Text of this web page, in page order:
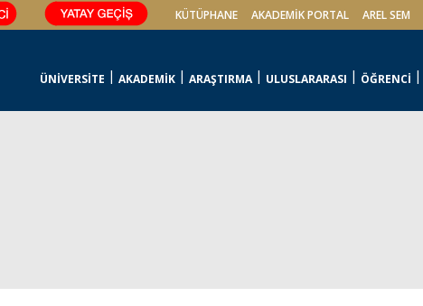
KÜTÜPHANE AKADEMİK PORTAL AREL SEM
ÜNİVERSİTE AKADEMİK ARAŞTIRMA ULUSLARARASI ÖĞRENCİ